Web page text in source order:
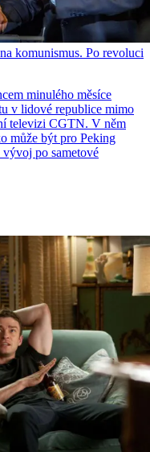
komunismus. Po revoluci
minulého měsíce
v lidové republice mimo
televizi CGTN. V něm
může být pro Peking
po sametové